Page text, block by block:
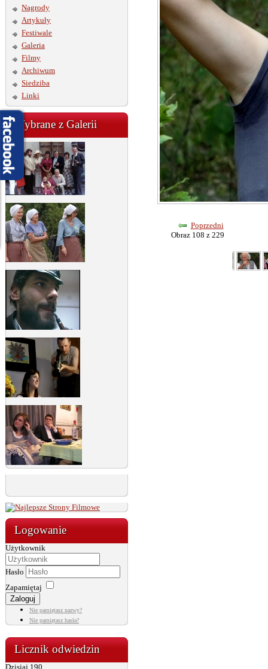
Nagrody
Artykuły
Festiwale
Galeria
Filmy
Archiwum
Siedziba
Linki
Wybrane z Galerii
Logowanie
Użytkownik
Hasło
Zapamiętaj
Zaloguj
Nie pamiętasz nazwy?
Nie pamiętasz hasła?
Licznik odwiedzin
Dzisiaj 190
Poprzedni
Obraz 108 z 229